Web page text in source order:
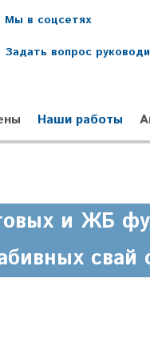
Мы в соцсетях
Задать вопрос
Наши работы
и ЖБ
свай